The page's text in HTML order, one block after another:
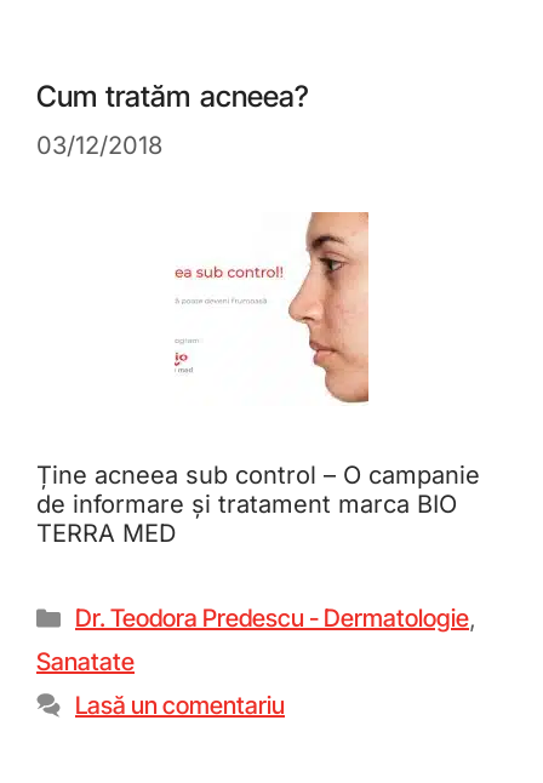
Cum tratăm acneea?
03/12/2018
Ține acneea sub control – O campanie
de informare și tratament marca BIO
TERRA MED
Dr. Teodora Predescu - Dermatologie,
Sanatate
Lasă un comentariu